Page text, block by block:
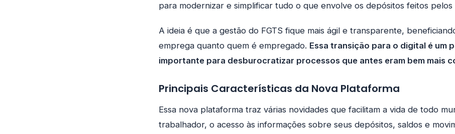
para modernizar e simplificar tudo o que envolve os depósitos feitos
A ideia é que a gestão do FGTS fique mais ágil e transparente,
emprega quanto quem é empregado. Essa transição para o digital é um
importante para desburocratizar processos que antes eram bem mais
Principais Características da Nova Plataforma
Essa nova plataforma traz várias novidades que facilitam a vida de todo
trabalhador, o acesso às informações sobre seus depósitos, saldos e